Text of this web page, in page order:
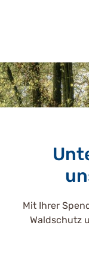
Mit Ihrer
Waldschutz